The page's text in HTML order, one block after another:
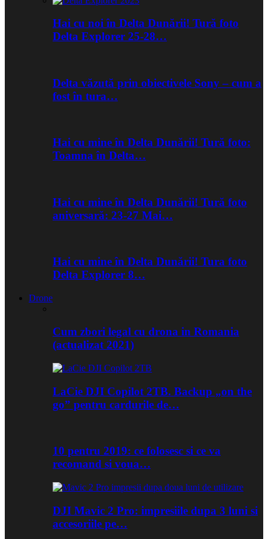
Hai cu noi în Delta Dunării! Tură foto
Delta Explorer 25-28…
Delta văzută prin obiectivele Sony – cum a
fost în tura…
Hai cu mine în Delta Dunării! Tură foto:
Toamna în Delta…
Hai cu mine în Delta Dunării! Tură foto
aniversară: 23-27 Mai…
Hai cu mine în Delta Dunării! Tura foto
Delta Explorer 8…
Drone
Cum zbori legal cu drona in Romania
(actualizat 2021)
LaCie DJI Copilot 2TB. Backup „on the
go” pentru cardurile de…
10 pentru 2019: ce folosesc si ce va
recomand si voua…
DJI Mavic 2 Pro: impresiile dupa 3 luni si
accesoriile pe…